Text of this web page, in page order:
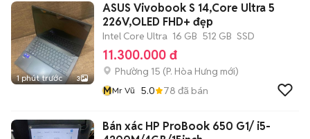
1 phút trước 3
ASUS Vivobook S 14,Core Ultra 5
226V,OLED FHD+ đẹp
Intel Core Ultra 16 GB 512 GB SSD
11.300.000 đ
Phường 15 (P. Hòa Hưng mới)
MMr Vũ 5.0 78 đã bán
Bán xác HP ProBook 650 G1/ i5-